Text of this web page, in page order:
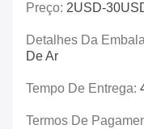
Preço: 2USD-
Detalhes Da
De Ar
Tempo De Entrega:
Termos De